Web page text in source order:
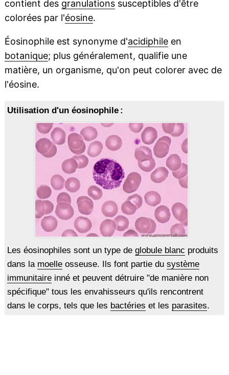
contient des granulationssusceptibles d'être
colorées par l'éosine.
Éosinophile est synonyme d'acidiphileen
botanique; plus généralement, qualifie une
matière, un organisme, qu'on peut colorer avec de
l'éosine.
Utilisation d'un éosinophile :
Les éosinophiles sont un type de globule blanc produits
dans la moelleosseuse. Ils font partie du système
immunitaireinné et peuvent détruire "de manière non
spécifique" tous les envahisseurs qu'ils rencontrent
dans le corps, tels que les bactéries et les parasites.